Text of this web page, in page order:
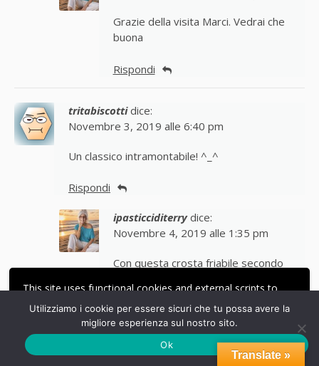
This site uses functional cookies and external scripts to
improve your experience.
LE MIE IMPOSTAZIONI
ACCETTA
Grazie della visita Marci. Vedrai che
buona
Rispondi
tritabiscotti dice:
Novembre 3, 2019 alle 6:40 pm
Un classico intramontabile! ^_^
Rispondi
ipasticciditerry dice:
Novembre 4, 2019 alle 1:35 pm
Con questa crosta friabile secondo
Rispondi
Translate »
Utilizziamo i cookie per essere sicuri che tu possa avere la
migliore esperienza sul nostro sito.
Ok